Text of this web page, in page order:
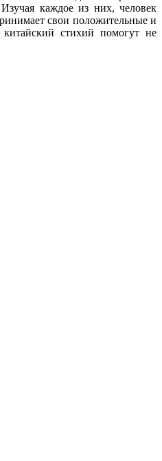
каждое из них, человек
свои положительные и
стихий помогут не